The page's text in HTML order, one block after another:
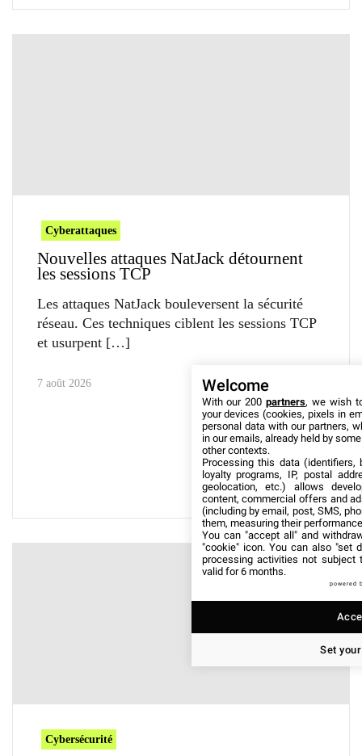
Cyberattaques
Nouvelles attaques NatJack détournent
les sessions TCP
Les attaques NatJack bouleversent la sécurité
réseau. Ces techniques ciblent les sessions TCP
et usurpent
7 août 2026
Cybersécurité
Welcome
With our 200partners, we wish
your devices (cookies, pixels in
personal data with our partners,
in our emails, already held by
other contexts.
Processing this data (identifiers,
loyalty programs, IP, postal
geolocation, etc.) allows
content, commercial offers and
(including by email, post, SMS,
them, measuring their
You can "accept all" and
"cookie" icon. You can also "set
processing activities not subject
valid for 6 months.
powered
Set